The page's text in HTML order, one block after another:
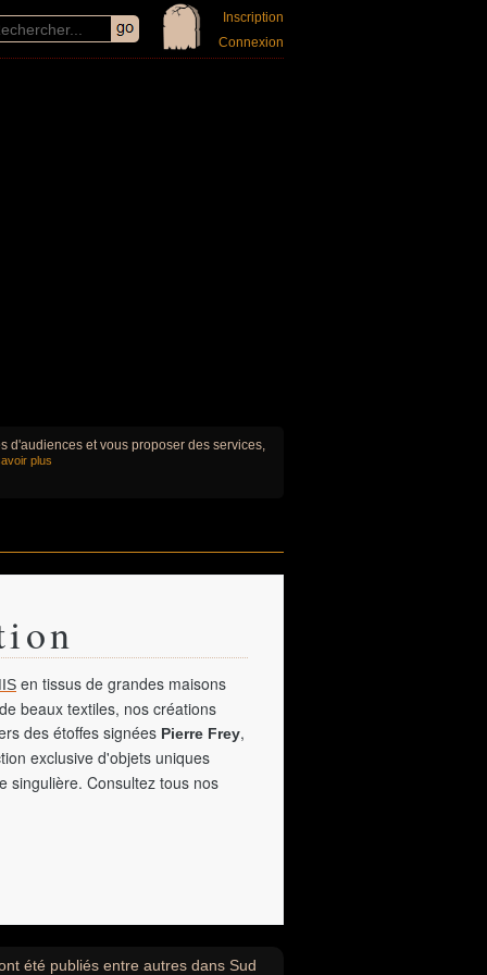
Inscription
Connexion
d'audiences et vous proposer des services,
plus
en tissus de grandes maisons
beaux textiles, nos créations
des étoffes signées Pierre Frey,
exclusive d'objets uniques
singulière. Consultez tous nos
été publiés entre autres dans Sud